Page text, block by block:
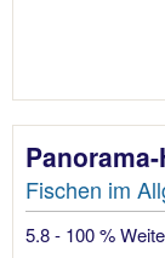
Fischen im
5.8 - 100 %